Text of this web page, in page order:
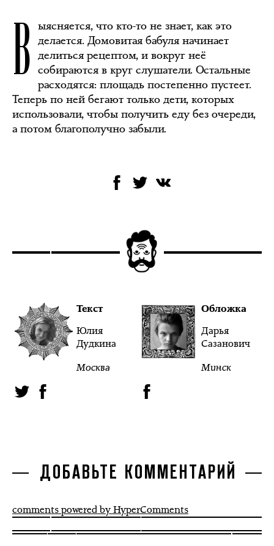
В ыясняется, что кто-то не знает, как это
делается. Домовитая бабуля начинает
делиться рецептом, и вокруг неё
собираются в круг слушатели. Остальные
расходятся: площадь постепенно пустеет.
Теперь по ней бегают только дети, которых
использовали, чтобы получить еду без очереди,
а потом благополучно забыли.
Текст
Юлия
Дудкина
Москва
Обложка
Дарья
Сазанович
Минск
ДОБАВЬТЕ КОММЕНТАРИЙ
comments powered by HyperComments